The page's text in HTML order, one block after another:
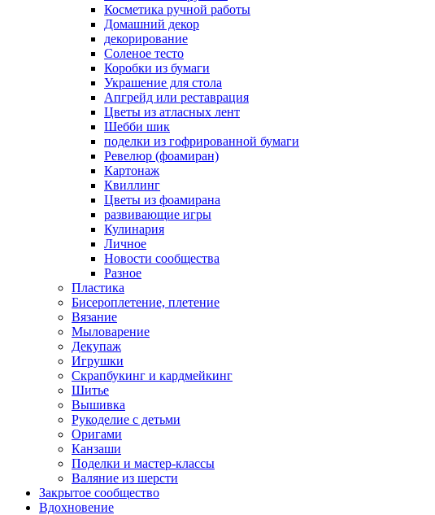
Косметика ручной работы
Домашний декор
декорирование
Соленое тесто
Коробки из бумаги
Украшение для стола
Апгрейд или реставрация
Цветы из атласных лент
Шебби шик
поделки из гофрированной бумаги
Ревелюр (фоамиран)
Картонаж
Квиллинг
Цветы из фоамирана
развивающие игры
Кулинария
Личное
Новости сообщества
Разное
Пластика
Бисероплетение, плетение
Вязание
Мыловарение
Декупаж
Игрушки
Скрапбукинг и кардмейкинг
Шитье
Вышивка
Рукоделие с детьми
Оригами
Канзаши
Поделки и мастер-классы
Валяние из шерсти
Закрытое сообщество
Вдохновение